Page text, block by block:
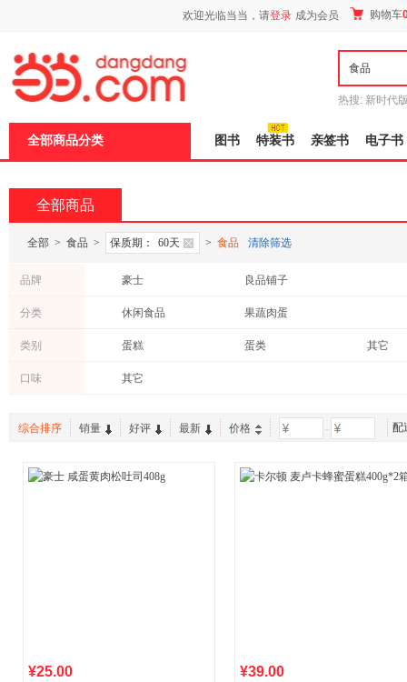
欢迎光临当当，请登录 成为会员 购物车
热搜: 新时代
全部商品分类 图书 特装书 亲签书 电子书
全部商品
全部 > 食品 > 保质期： 60天 > 食品 清除筛选
品牌 豪士 良品铺子
分类 休闲食品 果蔬肉蛋
类别 蛋糕 蛋类 其它
口味 其它
综合排序 销量 好评 最新 价格 - 配
¥25.00 ¥39.00
页
加